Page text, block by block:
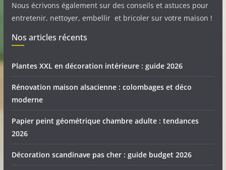
Nous écrivons également sur des conseils et astuces pour
entretenir, nettoyer, embellir et bricoler sur votre maison !
Nos articles récents
Plantes XXL en décoration intérieure : guide 2026
Rénovation maison alsacienne : colombages et déco
moderne
Papier peint géométrique chambre adulte : tendances
2026
Décoration scandinave pas cher : guide budget 2026